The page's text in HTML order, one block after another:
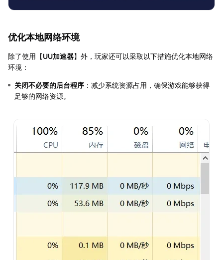
优化本地网络环境
除了使用【UU加速器】外，玩家还可以采取以下措施优化本地网络
环境：
关闭不必要的后台程序 ：减少系统资源占用，确保游戏能够获得
足够的网络资源。